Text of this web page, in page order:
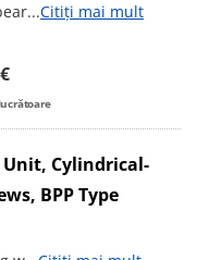
...Citiți mai mult
Unit, Cylindrical-
BPP Type